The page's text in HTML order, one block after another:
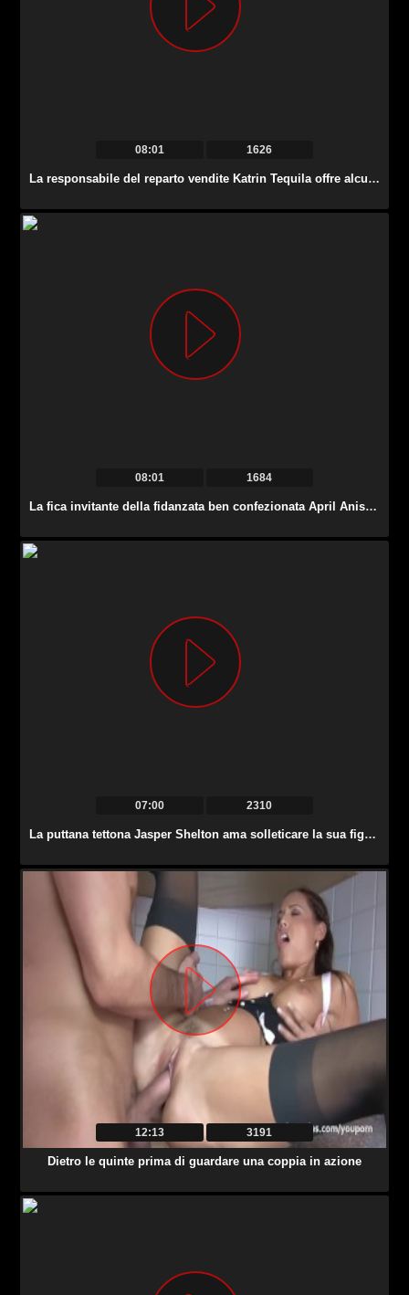
08:01 1626
La responsabile del reparto vendite Katrin Tequila offre alcuni nuovi dildo al suo capo.
08:01 1684
La fica invitante della fidanzata ben confezionata April Aniston è fottuta alla pecorina.
07:00 2310
La puttana tettona Jasper Shelton ama solleticare la sua figa bagnata.
12:13 3191
Dietro le quinte prima di guardare una coppia in azione